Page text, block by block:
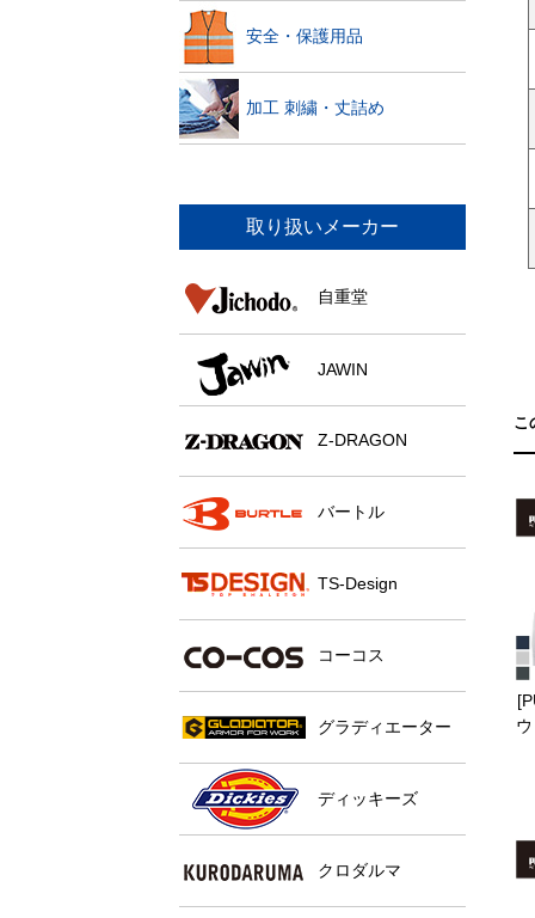
安全・保護用品
加工 刺繍・丈詰め
取り扱いメーカー
自重堂
JAWIN
Z-DRAGON
バートル
TS-Design
コーコス
グラディエーター
ディッキーズ
クロダルマ
こ